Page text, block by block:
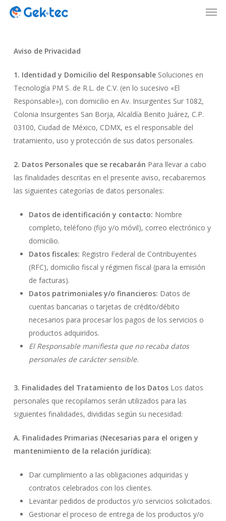
Skip
Aviso de Privacidad
1. Identidad y Domicilio del ResponsableSoluciones en
Tecnología PM S. de R.L. de C.V. (en lo sucesivo «El
Responsable»), con domicilio en Av. Insurgentes Sur 1082,
Colonia Insurgentes San Borja, Alcaldía Benito Juárez, C.P.
03100, Ciudad de México, CDMX, es el responsable del
tratamiento, uso y protección de sus datos personales.
2. Datos Personales que se recabarán Para llevar a cabo
las finalidades descritas en el presente aviso, recabaremos
las siguientes categorías de datos personales:
Datos de identificación y contacto: Nombre
completo, teléfono (fijo y/o móvil), correo electrónico y
domicilio.
Datos fiscales: Registro Federal de Contribuyentes
(RFC), domicilio fiscal y régimen fiscal (para la emisión
de facturas).
Datos patrimoniales y/o financieros: Datos de
cuentas bancarias o tarjetas de crédito/débito
necesarios para procesar los pagos de los servicios o
productos adquiridos.
El Responsable manifiesta que no recaba datos
personales de carácter sensible.
3. Finalidades del Tratamiento de los DatosLos datos
personales que recopilamos serán utilizados para las
siguientes finalidades, divididas según su necesidad:
A. Finalidades Primarias (Necesarias para el origen y
mantenimiento de la relación jurídica):
Dar cumplimiento a las obligaciones adquiridas y
contratos celebrados con los clientes.
Levantar pedidos de productos y/o servicios solicitados.
Gestionar el proceso de entrega de los productos y/o